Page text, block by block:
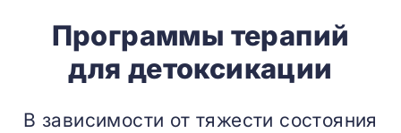
Программы терапий
для детоксикации
В зависимости от тяжести состояния